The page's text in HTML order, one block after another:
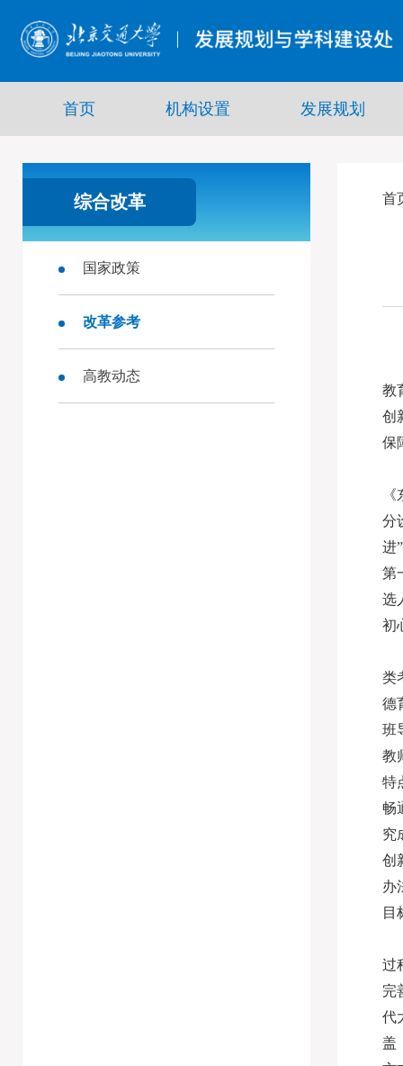
首页 机构设置 发展规划
综合改革
国家政策
改革参考
高教动态
首
教
创
保
分
进
第
选
初
类
德
班
教
特
畅
究
创
办
目
过
完
代
盖